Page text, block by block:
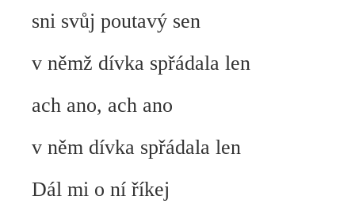
sni svůj poutavý sen
v němž dívka spřádala len
ach ano, ach ano
v něm dívka spřádala len
Dál mi o ní říkej